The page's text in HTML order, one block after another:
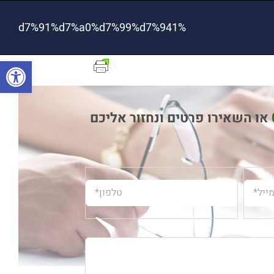
פתח
%d7%91%d7%a0%d7%99%d7%941
או השאירו פרטים ונחזור אליכם